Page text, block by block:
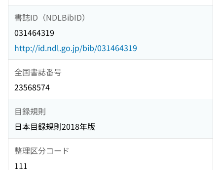
書誌ID（NDLBibID）
031464319
http://id.ndl.go.jp/bib/031464319
全国書誌番号
23568574
目録規則
日本目録規則2018年版
整理区分コード
111